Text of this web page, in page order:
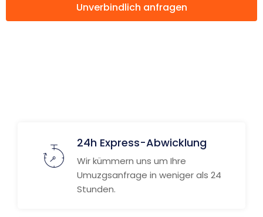
Unverbindlich anfragen
24h Express-Abwicklung
Wir kümmern uns um Ihre
Umuzgsanfrage in weniger als 24
Stunden.